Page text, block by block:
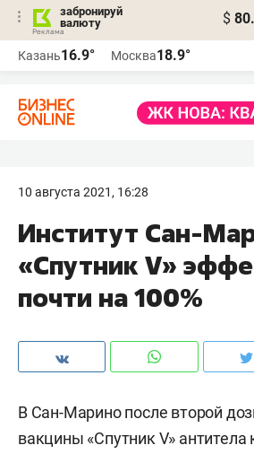
забронируй
валюту
$
Казань16.9° Москва18.9°
10 августа 2021, 16:28
Институт Сан-
«Спутник V»
почти на 100%
В Сан-Марино после второй
вакцины «Спутник V» антитела